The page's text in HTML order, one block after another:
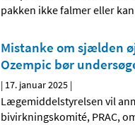
pakken ikke falmer eller
Mistanke om sjælden
Ozempic bør
| 17. januar 2025 |
Lægemiddelstyrelsen vil
bivirkningskomité, PRAC,